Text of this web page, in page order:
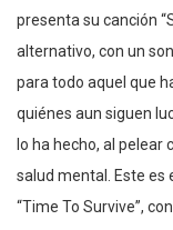
presenta su canción
alternativo, con un
para todo aquel que
quiénes aun siguen
lo ha hecho, al
salud mental. Este es
“Time To Survive”,